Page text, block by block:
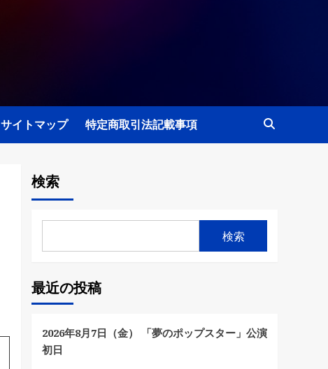
サイトマップ 特定商取引法記載事項
検索
検索
最近の投稿
2026年8月7日（金） 「夢のポップスター」公演
初日